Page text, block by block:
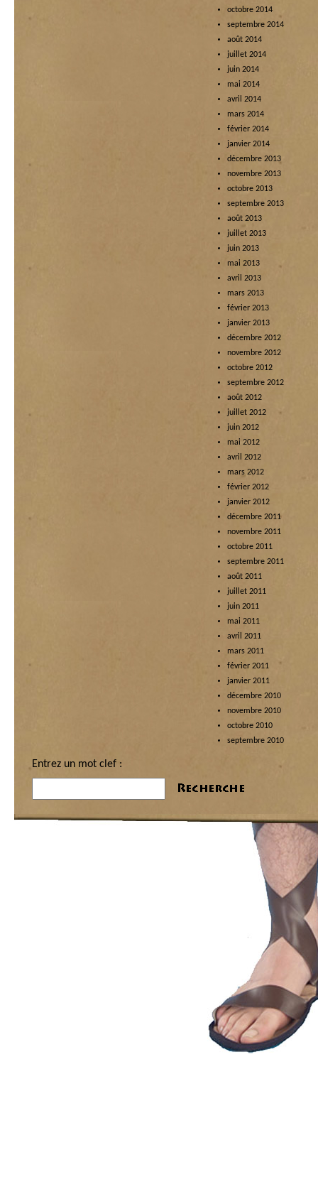
octobre 2014
septembre 2014
août 2014
juillet 2014
juin 2014
mai 2014
avril 2014
mars 2014
février 2014
janvier 2014
décembre 2013
novembre 2013
octobre 2013
septembre 2013
août 2013
juillet 2013
juin 2013
mai 2013
avril 2013
mars 2013
février 2013
janvier 2013
décembre 2012
novembre 2012
octobre 2012
septembre 2012
août 2012
juillet 2012
juin 2012
mai 2012
avril 2012
mars 2012
février 2012
janvier 2012
décembre 2011
novembre 2011
octobre 2011
septembre 2011
août 2011
juillet 2011
juin 2011
mai 2011
avril 2011
mars 2011
février 2011
janvier 2011
décembre 2010
novembre 2010
octobre 2010
septembre 2010
Entrez un mot clef :